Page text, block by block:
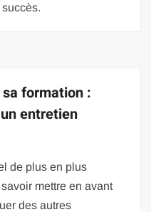
formation :
entretien
de plus en plus
mettre en avant
des autres